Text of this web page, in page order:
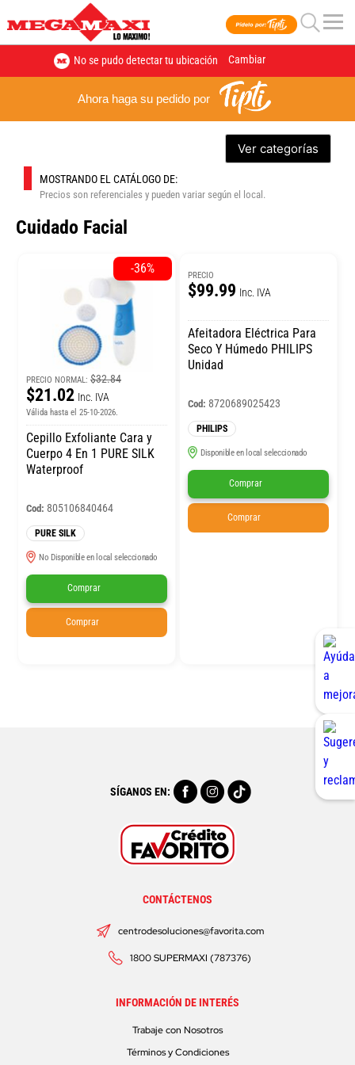
No se pudo detectar tu ubicación Cambiar
Ahora haga su pedido por
Ver categorías
MOSTRANDO EL CATÁLOGO DE:
Precios son referenciales y pueden variar según el local.
Cuidado Facial
PRECIO NORMAL:$32.84
$21.02 Inc. IVA
Válida hasta el 25-10-2026.
Cepillo Exfoliante Cara y
Cuerpo 4 En 1 PURE SILK
Waterproof
Cod: 805106840464
PURE SILK
No Disponible en local seleccionado
Comprar
Comprar
-36% PRECIO
$99.99 Inc. IVA
Afeitadora Eléctrica Para
Seco Y Húmedo PHILIPS
Unidad
Cod: 8720689025423
PHILIPS
Disponible en local seleccionado
Comprar
Comprar
SÍGANOS EN:
CONTÁCTENOS
centrodesoluciones@favorita.com
1800 SUPERMAXI (787376)
INFORMACIÓN DE INTERÉS
Trabaje con Nosotros
Términos y Condiciones